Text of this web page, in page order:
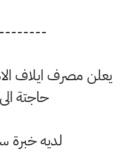
يعلن مصرف ايلاف
حاجتة الى
لديه خبرة